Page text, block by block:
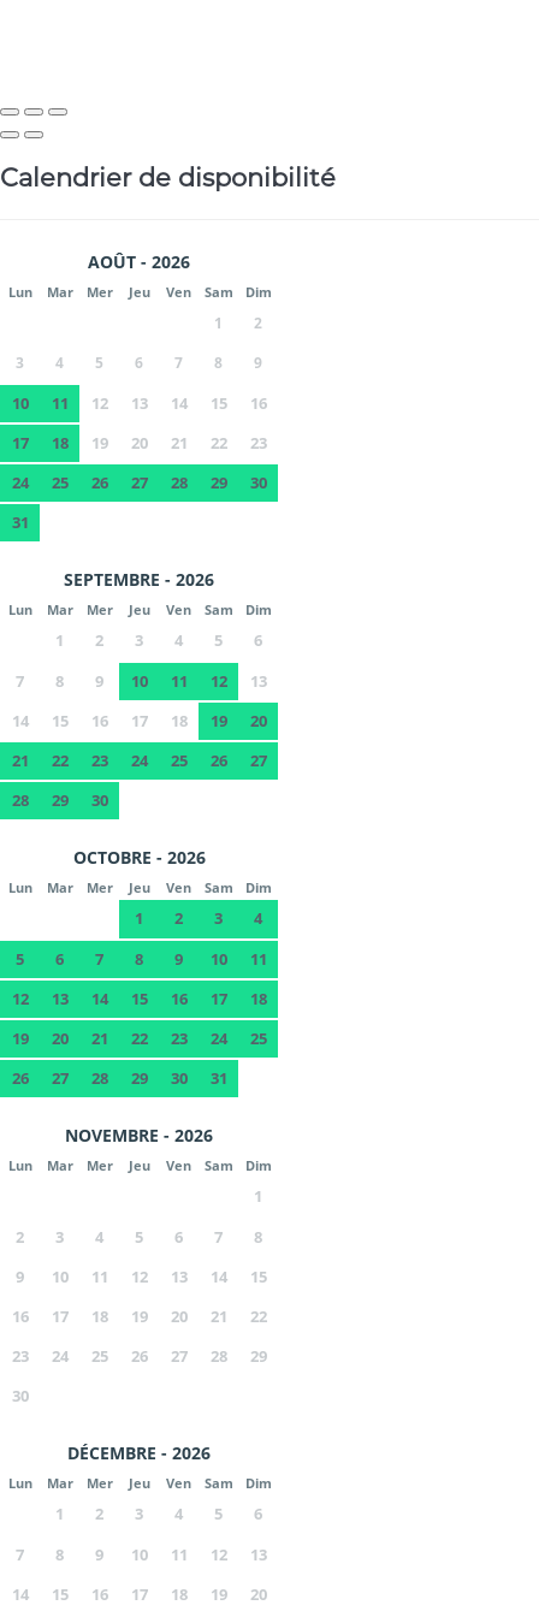
Calendrier de disponibilité
AOÛT - 2026
Lun Mar Mer Jeu Ven Sam Dim
1
2
3
4 5 6 7 8 9
10 11 12 13 14 15
16
17
18 19 20 21 22
23
24
25 26 27 28 29
30
31
SEPTEMBRE - 2026
Lun Mar Mer Jeu Ven Sam Dim
1 2 3 4 5
6
7
8 9 10 11 12
13
14
15 16 17 18 19
20
21
22 23 24 25 26
27
28
29 30
OCTOBRE - 2026
Lun Mar Mer Jeu Ven Sam Dim
1 2 3
4
5
6 7 8 9 10
11
12
13 14 15 16 17
18
19
20 21 22 23 24
25
26
27 28 29 30 31
NOVEMBRE - 2026
Lun Mar Mer Jeu Ven Sam Dim
1
2
3 4 5 6 7
8
9
10 11 12 13 14
15
16
17 18 19 20 21
22
23
24 25 26 27 28
29
30
DÉCEMBRE - 2026
Lun Mar Mer Jeu Ven Sam Dim
1 2 3 4 5
6
7
8 9 10 11 12
13
14
15 16 17 18 19 20